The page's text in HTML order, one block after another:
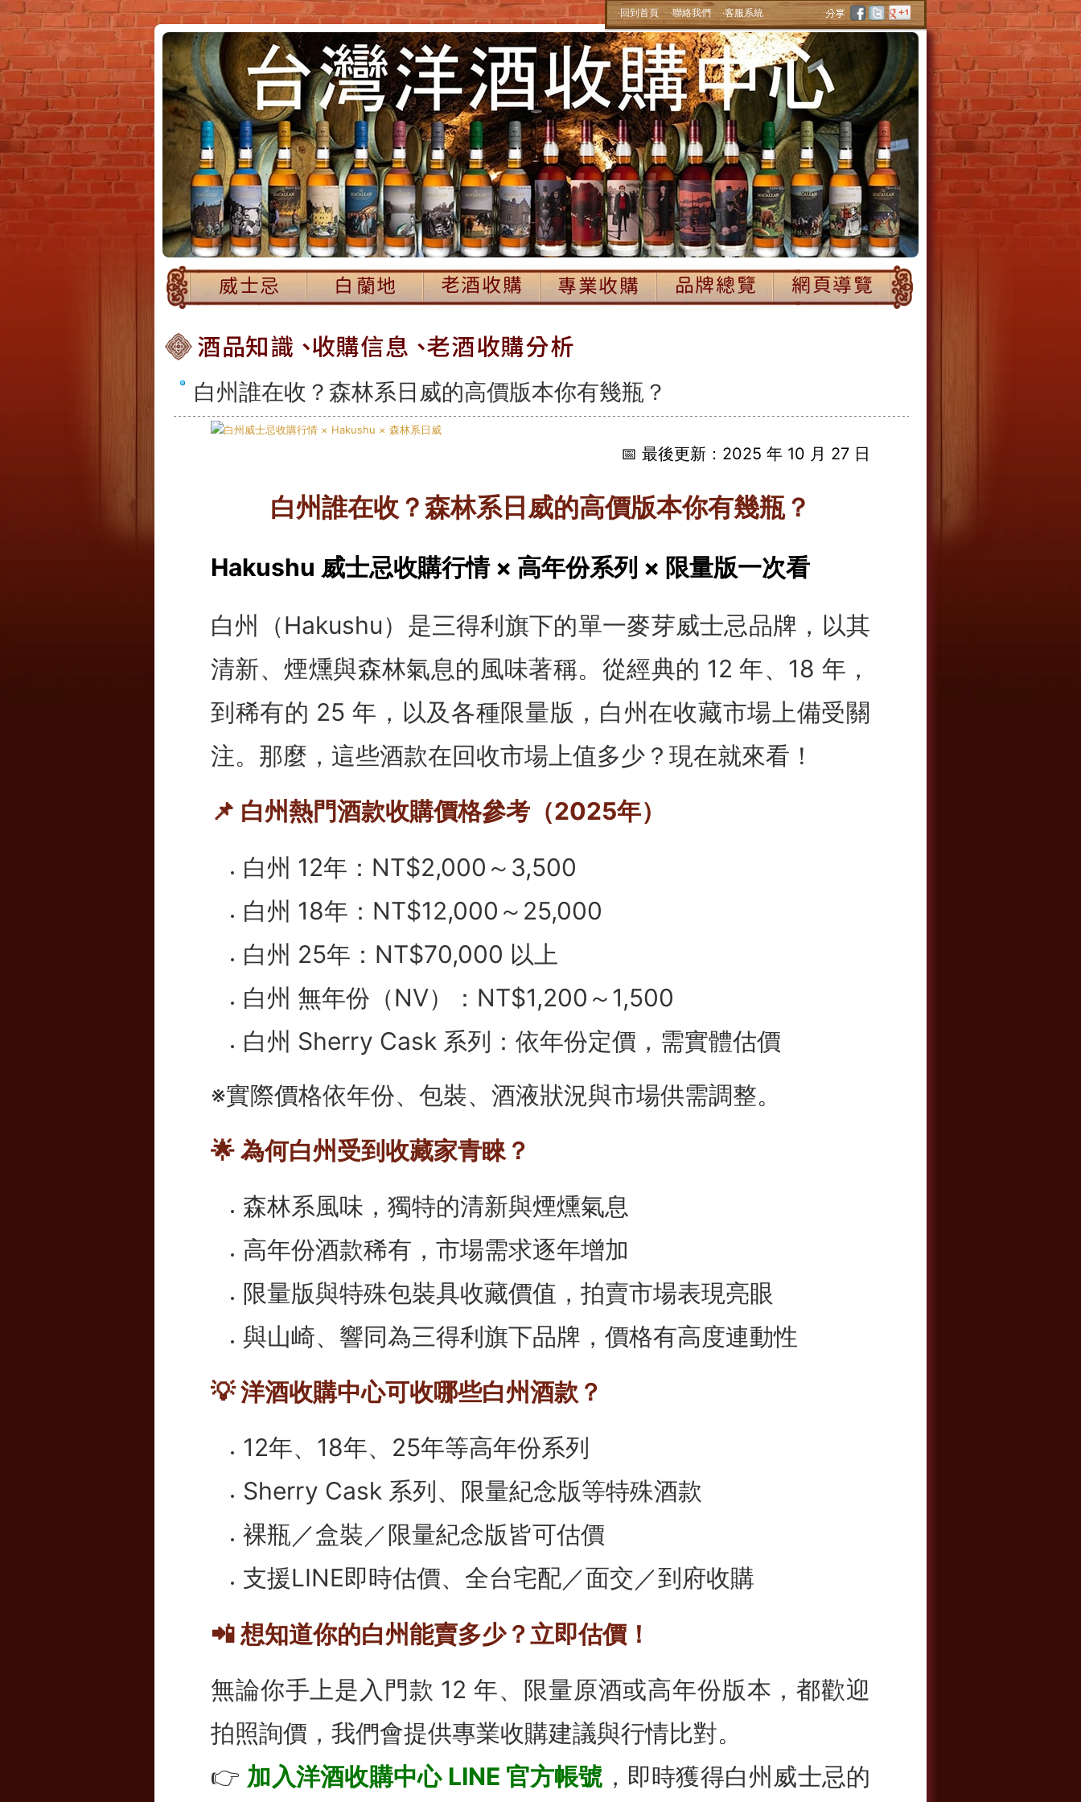
‧回到首頁 ‧聯絡我們 ‧客服系統
白州誰在收？森林系日威的高價版本你有幾瓶？
📅 最後更新：2025 年 10 月 27 日
白州誰在收？森林系日威的高價版本你有幾瓶？
Hakushu 威士忌收購行情 × 高年份系列 × 限量版一次看
白州（Hakushu）是三得利旗下的單一麥芽威士忌品牌，以其
清新、煙燻與森林氣息的風味著稱。從經典的 12 年、18 年，
到稀有的 25 年，以及各種限量版，白州在收藏市場上備受關
注。那麼，這些酒款在回收市場上值多少？現在就來看！
📌 白州熱門酒款收購價格參考（2025年）
白州 12年：NT$2,000～3,500
白州 18年：NT$12,000～25,000
白州 25年：NT$70,000 以上
白州 無年份（NV）：NT$1,200～1,500
白州 Sherry Cask 系列：依年份定價，需實體估價
※實際價格依年份、包裝、酒液狀況與市場供需調整。
🌟 為何白州受到收藏家青睞？
森林系風味，獨特的清新與煙燻氣息
高年份酒款稀有，市場需求逐年增加
限量版與特殊包裝具收藏價值，拍賣市場表現亮眼
與山崎、響同為三得利旗下品牌，價格有高度連動性
💡 洋酒收購中心可收哪些白州酒款？
12年、18年、25年等高年份系列
Sherry Cask 系列、限量紀念版等特殊酒款
裸瓶／盒裝／限量紀念版皆可估價
支援LINE即時估價、全台宅配／面交／到府收購
📲 想知道你的白州能賣多少？立即估價！
無論你手上是入門款 12 年、限量原酒或高年份版本，都歡迎
拍照詢價，我們會提供專業收購建議與行情比對。
👉 加入洋酒收購中心 LINE 官方帳號 ，即時獲得白州威士忌的